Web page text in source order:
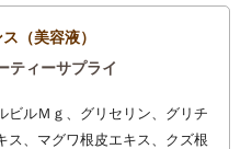
（美容液）
ティーサプライ
ビルＭｇ、グリセリン、グリチ
ス、マグワ根皮エキス、クズ根